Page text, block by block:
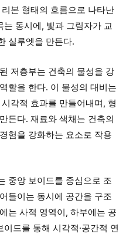
본 형태의 흐름으로 나타난
동시에, 빛과 그림자가 교
실루엣을 만든다.
저층부는 건축의 물성을 강
할을 한다. 이 물성의 대비는
각적 효과를 만들어내며, 형
든다. 재료와 색채는 건축의
험을 강화하는 요소로 작용
중앙 보이드를 중심으로 조
들이는 동시에 공간을 구조
는 사적 영역이, 하부에는 공
드를 통해 시각적·공간적 연